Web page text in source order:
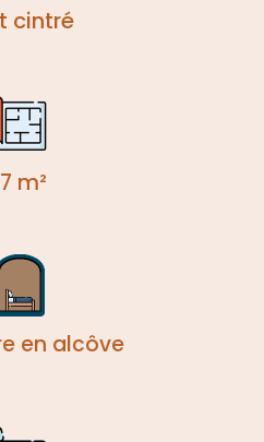
cintré
m²
en alcôve